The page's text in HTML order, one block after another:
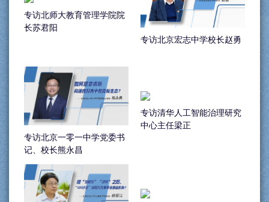
专访北师大教育管理学院院
长苏君阳
专访北京宏志中学校长赵勇
专访北京一零一中学党委书
记、校长熊永昌
专访清华人工智能治理研究
中心主任梁正